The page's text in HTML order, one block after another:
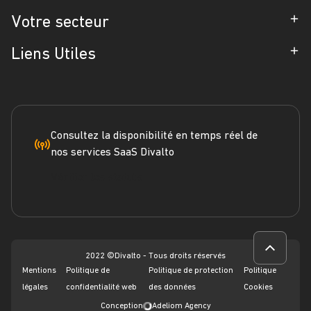
Partenaires
Blog
Engagement RSE
ERP
CRM
Votre secteur
Industrie
Liens Utiles
Marketplace
Dossier ERP
Consultez la disponibilité en temps réel de
nos services SaaS Divalto
2022 ©Divalto - Tous droits réservés
Mentions
légales
Politique de
confidentialité web
Politique de protection
des données
Politique
Cookies
Conception Adeliom Agency